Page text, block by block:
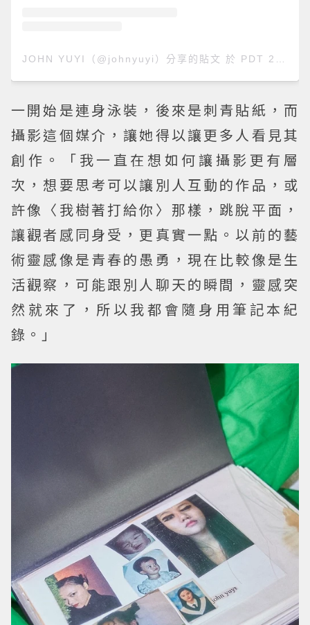
JOHN YUYI（@johnyuyi）分享的貼文 於 PDT 2018 年 8月 月 19 日 上午 1:04
一開始是連身泳裝，後來是刺青貼紙，而
攝影這個媒介，讓她得以讓更多人看見其
創作。「我一直在想如何讓攝影更有層
次，想要思考可以讓別人互動的作品，或
許像〈我樹著打給你〉那樣，跳脫平面，
讓觀者感同身受，更真實一點。以前的藝
術靈感像是青春的愚勇，現在比較像是生
活觀察，可能跟別人聊天的瞬間，靈感突
然就來了，所以我都會隨身用筆記本紀
錄。」